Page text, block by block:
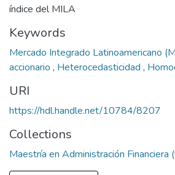
índice del MILA
Keywords
Mercado Integrado Latinoamericano
accionario , Heterocedasticidad ,
URI
https://hdl.handle.net/10784/8207
Collections
Maestría en Administración Financiera